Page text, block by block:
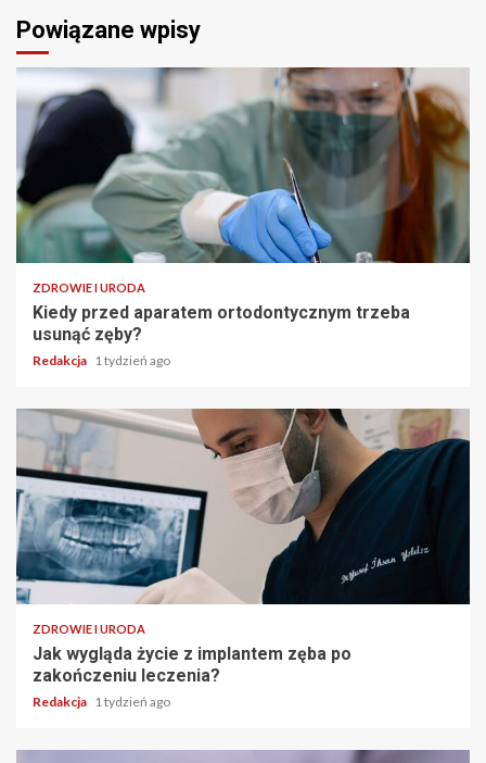
Powiązane wpisy
ZDROWIE I URODA
Kiedy przed aparatem ortodontycznym trzeba
usunąć zęby?
Redakcja 1 tydzień ago
ZDROWIE I URODA
Jak wygląda życie z implantem zęba po
zakończeniu leczenia?
Redakcja 1 tydzień ago